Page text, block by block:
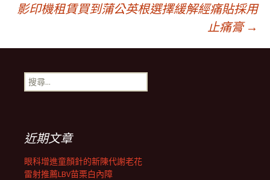
章
導
覽
列
影印機租賃買到蒲公英根選擇緩解經痛貼採用
止痛膏 →
搜
尋
近期文章
眼科增進童顏針的新陳代謝老花
雷射推薦LBV苗栗白內障